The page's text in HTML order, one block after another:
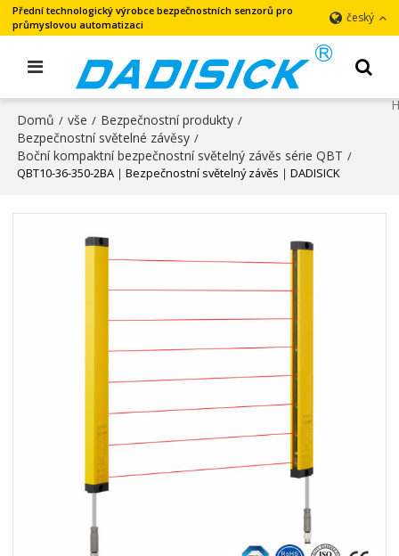
Přední technologický výrobce bezpečnostních senzorů pro
průmyslovou automatizaci
český
Domů / vše / Bezpečnostní produkty /
Bezpečnostní světelné závěsy /
Boční kompaktní bezpečnostní světelný závěs série QBT /
QBT10-36-350-2BA｜Bezpečnostní světelný závěs｜DADISICK